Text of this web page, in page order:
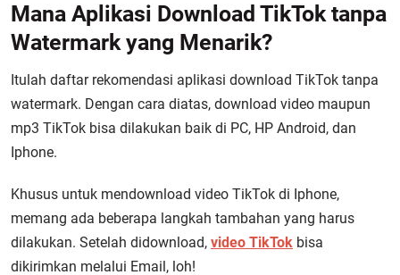
Mana Aplikasi Download TikTok tanpa
Watermark yang Menarik?
Itulah daftar rekomendasi aplikasi download TikTok tanpa
watermark. Dengan cara diatas, download video maupun
mp3 TikTok bisa dilakukan baik di PC, HP Android, dan
Iphone.
Khusus untuk mendownload video TikTok di Iphone,
memang ada beberapa langkah tambahan yang harus
dilakukan. Setelah didownload, video TikTok bisa
dikirimkan melalui Email, loh!